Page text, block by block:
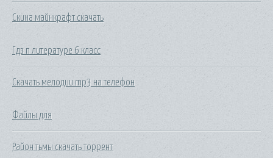
Скина майнкрафт скачать
Гдз п литературе 6 класс
Скачать мелодии mp3 на телефон
Файлы для
Район тьмы скачать торрент